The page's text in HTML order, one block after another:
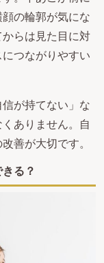
の輪郭が気にな
らは見た目に対
つながりやすい
信が持てない」な
ありません。自
善が大切です。
る？